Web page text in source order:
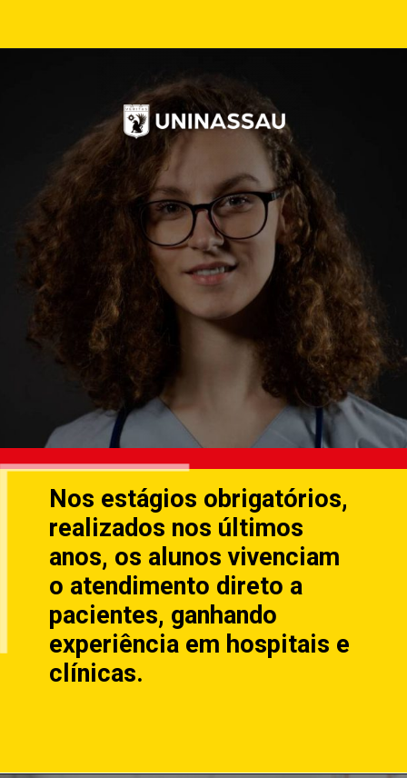
Nos estágios obrigatórios,
realizados nos últimos
anos, os alunos vivenciam
o atendimento direto a
pacientes, ganhando
experiência em hospitais e
clínicas.